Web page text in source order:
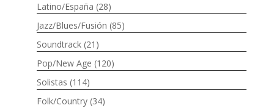
Latino/España (28)
Jazz/Blues/Fusión (85)
Soundtrack (21)
Pop/New Age (120)
Solistas (114)
Folk/Country (34)